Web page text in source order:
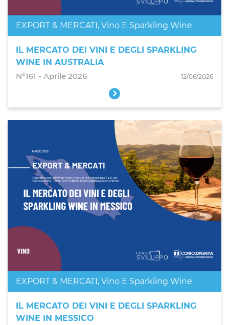
EXPORT & MERCATI, Vino E Sparkling Wine
IL MERCATO DEI VINI E DEGLI SPARKLING
WINE IN AUSTRALIA
N°161 - Aprile 2026
12/06/2026
EXPORT & MERCATI, Vino E Sparkling Wine
IL MERCATO DEI VINI E DEGLI SPARKLING
WINE IN MESSICO